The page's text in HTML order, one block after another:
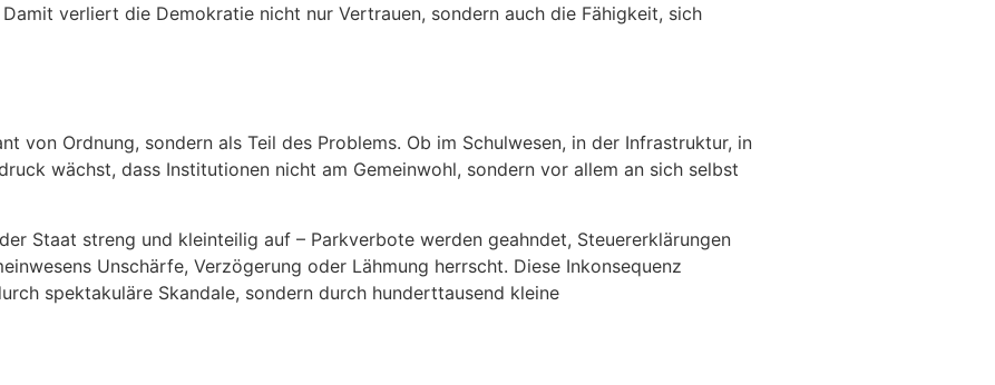
verliert die Demokratie nicht nur Vertrauen, sondern auch die Fähigkeit, sich
von Ordnung, sondern als Teil des Problems. Ob im Schulwesen, in der Infrastruktur, in
wächst, dass Institutionen nicht am Gemeinwohl, sondern vor allem an sich selbst
Staat streng und kleinteilig auf – Parkverbote werden geahndet, Steuererklärungen
Unschärfe, Verzögerung oder Lähmung herrscht. Diese Inkonsequenz
spektakuläre Skandale, sondern durch hunderttausend kleine